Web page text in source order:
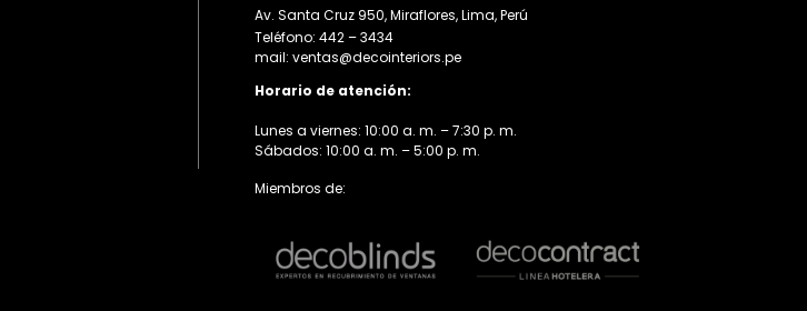
Av. Santa Cruz 950, Miraflores, Lima, Perú
Teléfono: 442 – 3434
mail: ventas@decointeriors.pe
Horario de atención:
Lunes a viernes: 10:00 a. m. – 7:30 p. m.
Sábados: 10:00 a. m. – 5:00 p. m.
Miembros de: